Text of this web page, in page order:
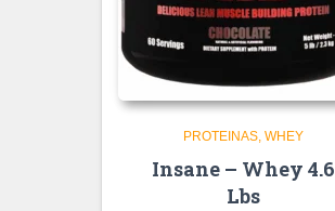
PROTEINAS WHEY
Insane – Whey 4.6
Lbs